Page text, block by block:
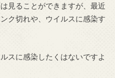
見ることができますが、最近
ク切れや、ウイルスに感染す
スに感染したくはないですよ